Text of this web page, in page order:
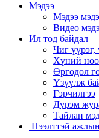
Мэдээ
Мэдээ
Видео
Ил тод байдал
Чиг үүрэг,
Хүний
Өргөдөл
Үзүүлж
Гэрчилгээ
Дүрэм
Тайлан
Нээлттэй